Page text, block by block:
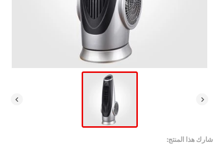
شارك هذا المنتج: